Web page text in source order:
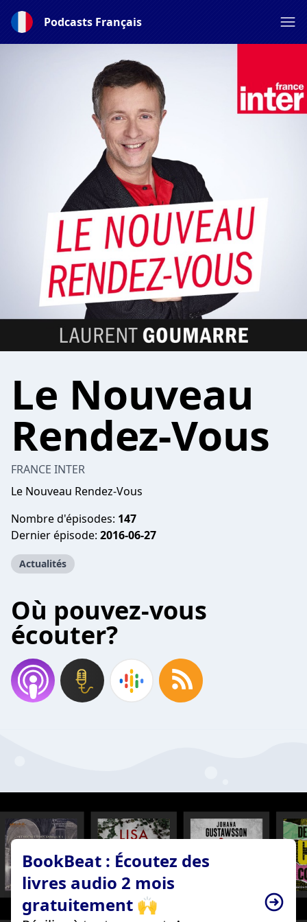
Podcasts Français
Le Nouveau
Rendez-Vous
FRANCE INTER
Le Nouveau Rendez-Vous
Nombre d'épisodes: 147
Dernier épisode: 2016-06-27
Actualités
Où pouvez-vous
écouter?
BookBeat : Écoutez des
livres audio 2 mois
gratuitement 🙌